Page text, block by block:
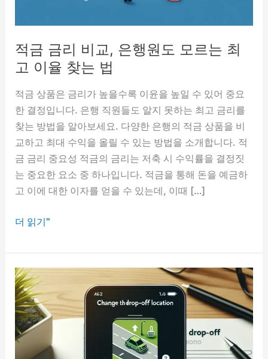
적금 금리 비교, 은행원도 모르는 최
고 이율 찾는 법
적금 상품은 금리가 높을수록 이윤을 높일 수 있어 중요
한 결정입니다. 은행 직원들도 알지 못하는 최고 금리를
찾는 방법을 알아보세요. 다양한 은행의 적금 상품을 비
교하고 최대 수익을 올릴 수 있는 방법을 소개합니다. 적
금 금리 중요성 적금의 금리는 저축 시 수익률을 결정짓
는 중요한 요소 중 하나입니다. 적금을 통해 돈을 예금하
고 이에 대한 이자를 얻을 수 있는데, 이때 […]
적
금
리
비
교,
은
행
원
더 읽기"